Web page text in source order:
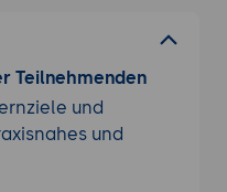
Teilnehmenden
und
und